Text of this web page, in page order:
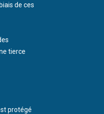
de ces
tierce
protégé